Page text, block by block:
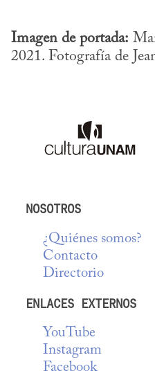
Imagen de portada:
2021. Fotografía de
NOSOTROS
¿Quiénes somos?
Contacto
Directorio
ENLACES EXTERNOS
YouTube
Instagram
Facebook